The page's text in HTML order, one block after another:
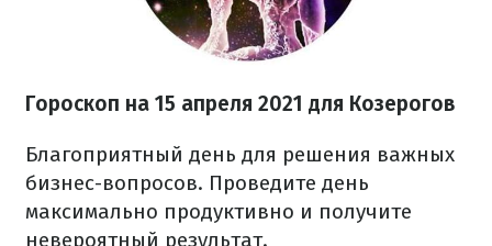
Гороскоп на 15 апреля 2021 для Козерогов
Благоприятный день для решения важных
бизнес-вопросов. Проведите день
максимально продуктивно и получите
невероятный результат.